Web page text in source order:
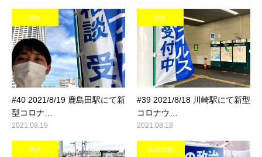
幸区
#40 2021/8/19 鹿島田駅にて新
型コロナ…
2021.08.19
幸区
#39 2021/8/18 川崎駅にて新型
コロナウ…
2021.08.18
幸区 街頭活動